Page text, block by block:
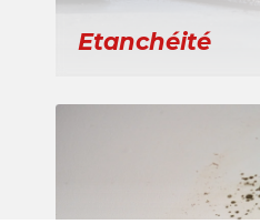
Etanchéité